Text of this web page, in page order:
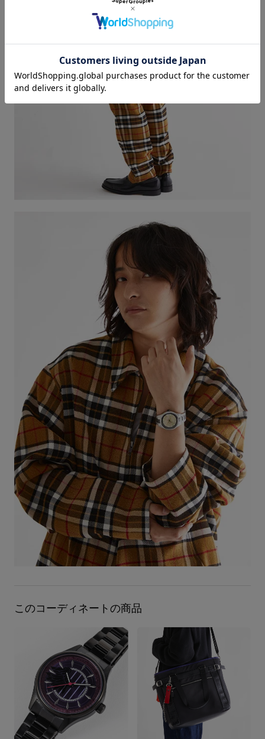
このコーディネートの商品